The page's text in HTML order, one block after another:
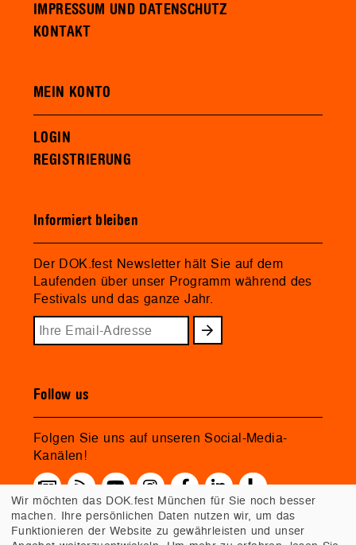
IMPRESSUM UND DATENSCHUTZ
KONTAKT
MEIN KONTO
LOGIN
REGISTRIERUNG
Informiert bleiben
Der DOK.fest Newsletter hält Sie auf dem
Laufenden über unser Programm während des
Festivals und das ganze Jahr.
Follow us
Folgen Sie uns auf unseren Social-Media-
Kanälen!
Wir möchten das DOK.fest München für Sie noch besser
machen. Ihre persönlichen Daten nutzen wir, um das
Funktionieren der Website zu gewährleisten und unser